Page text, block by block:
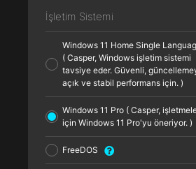
İşletim Sistemi
Windows 11 Home Single
( Casper, Windows işletim sistemi
tavsiye eder. Güvenli,
açık ve stabil performans için. )
Windows 11 Pro ( Casper,
için Windows 11 Pro'yu öneriyor. )
FreeDOS